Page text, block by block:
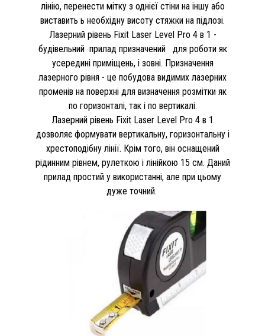
лінію, перенести мітку з однієї стіни на іншу або
виставить ь необхідну висоту стяжки на підлозі.
Лазерний рівень Fixit Laser Level Pro 4 в 1 -
будівельний прилад призначений для роботи як
усередині приміщень, і зовні. Призначення
лазерного рівня - це побудова видимих лазерних
променів на поверхні для визначення розмітки як
по горизонталі, так і по вертикалі.
Лазерний рівень Fixit Laser Level Pro 4 в 1
дозволяє формувати вертикальну, горизонтальну і
хрестоподібну лінії. Крім того, він оснащений
рідинним рівнем, рулеткою і лінійкою 15 см. Даний
прилад простий у використанні, але при цьому
дуже точний.